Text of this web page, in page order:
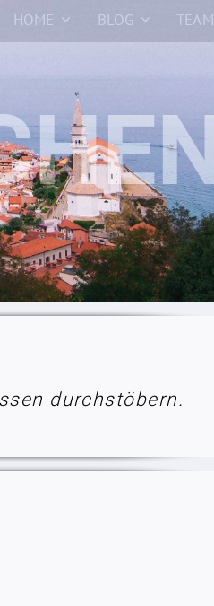
HOME BLOG TEAM
durchstöbern.